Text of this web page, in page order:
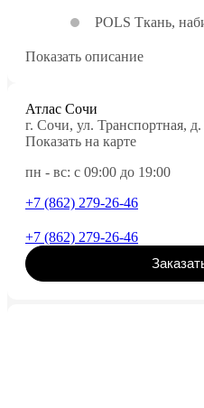
POLS Ткань,
Показать описание
Атлас Сочи
г. Сочи, ул. Транспортная, д.
Показать на карте
пн - вс: с 09:00 до 19:00
+7 (862) 279-26-46
+7 (862) 279-26-46